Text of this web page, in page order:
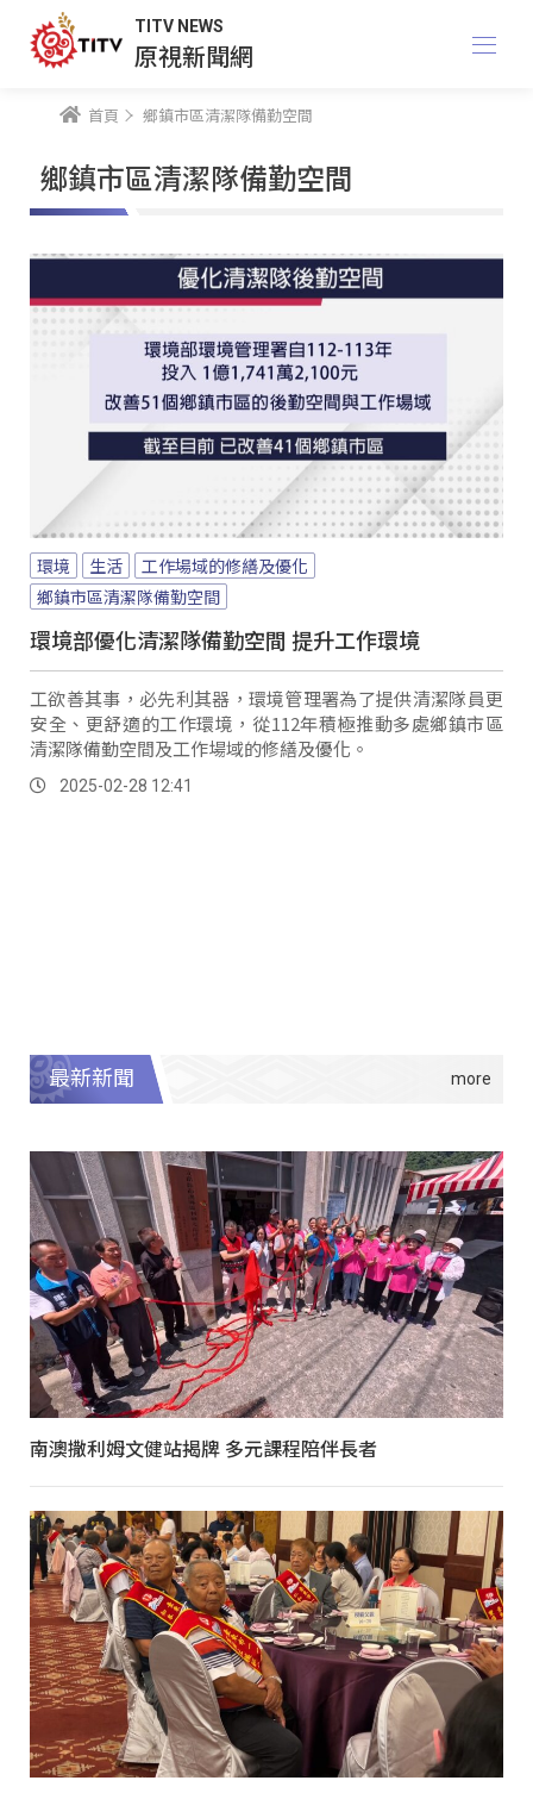
TITV NEWS
原視新聞網
首頁 鄉鎮市區清潔隊備勤空間
鄉鎮市區清潔隊備勤空間
環境 生活
工作場域的修繕及優化
鄉鎮市區清潔隊備勤空間
環境部優化清潔隊備勤空間 提升工作環境
工欲善其事，必先利其器，環境管理署為了提供清潔隊員更
安全、更舒適的工作環境，從112年積極推動多處鄉鎮市區
清潔隊備勤空間及工作場域的修繕及優化。
2025-02-28 12:41
最新新聞
南澳撒利姆文健站揭牌 多元課程陪伴長者